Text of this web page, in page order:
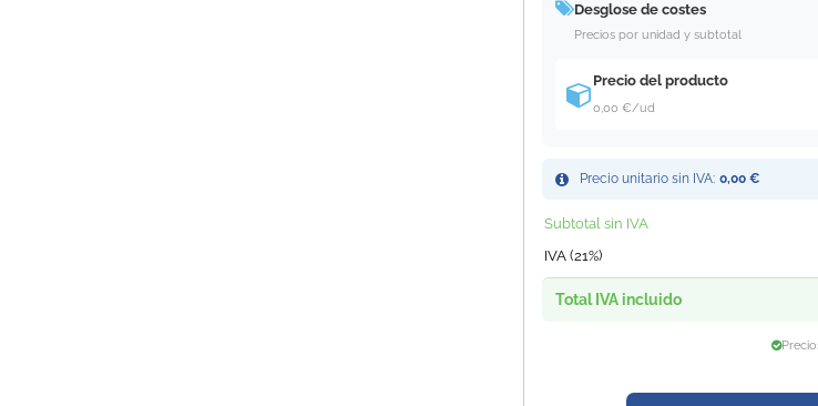
Desglose de costes
Precios por unidad y subtotal
Precio del producto
0,00 €/ud
Precio unitario sin IVA: 0,00 €
Subtotal sin IVA
IVA (21%)
Total IVA incluido